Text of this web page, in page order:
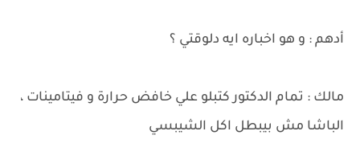
أدهم : و هو اخباره ايه دلوقتي ؟
مالك : تمام الدكتور كتبلو علي خافض حرارة و فيتامينات ،
الباشا مش بيبطل اكل الشيبسي